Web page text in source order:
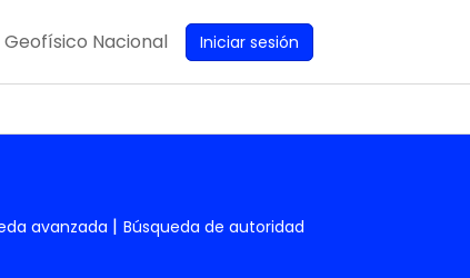
Nacional Iniciar sesión
avanzada Búsqueda de autoridad